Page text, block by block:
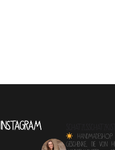
INSTAGRAM
Geschenke, die von